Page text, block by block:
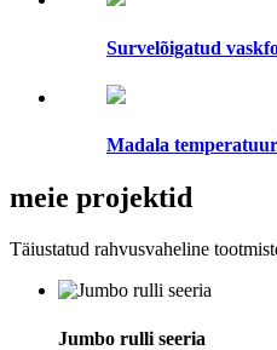
Survelõigatud
Madala
meie projektid
Täiustatud rahvusvaheline
Jumbo rulli seeria